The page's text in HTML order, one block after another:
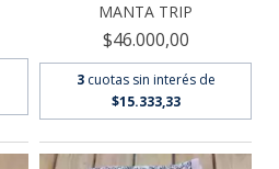
MANTA TRIP
$46.000,00
3 cuotas sin interés de
$15.333,33